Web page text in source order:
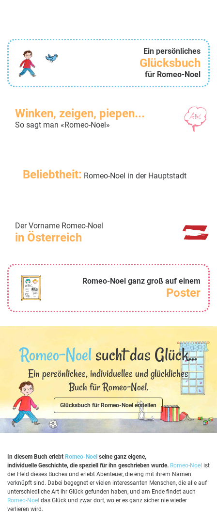
Ein persönliches
Glücksbuch
für Romeo-Noel
Winken, zeigen, piepen...
So sagt man «Romeo-Noel»
Beliebtheit: Romeo-Noel in der Hauptstadt
Der Vorname Romeo-Noel
in Österreich
Romeo-Noel ganz groß auf einem
Poster
Romeo-Noelsucht das Glück...
Ein persönliches, individuelles und glückliches
Buch für Romeo-Noel.
Glücksbuch für Romeo-Noel erstellen
In diesem Buch erlebt Romeo-Noel seine ganz eigene,
individuelle Geschichte, die speziell für ihn geschrieben wurde. Romeo-Noel ist
der Held dieses Buches und erlebt Abenteuer, die eng mit ihrem Namen
verknüpft sind. Dabei begegnet er vielen interessanten Menschen, die alle auf
unterschiedliche Art ihr Glück gefunden haben, und am Ende findet auch
Romeo-Noel das Glück und zwar dort, wo er es ganz sicher nie wieder
verlieren wird.